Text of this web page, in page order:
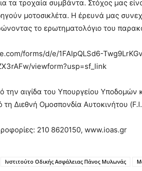
τα τροχαία συμβάντα. Στόχος μας
μοτοσικλέτα. Η έρευνά μας
το ερωτηματολόγιο του
forms/d/e/1FAIpQLSd6-
viewform?usp=sf_link
την αιγίδα του Υπουργείου
τη Διεθνή Ομοσπονδία Αυτοκινήτου
210 8620150, www.ioas.gr
Ινστιτούτο Οδικής Ασφάλειας Πάνος Μυλωνάς